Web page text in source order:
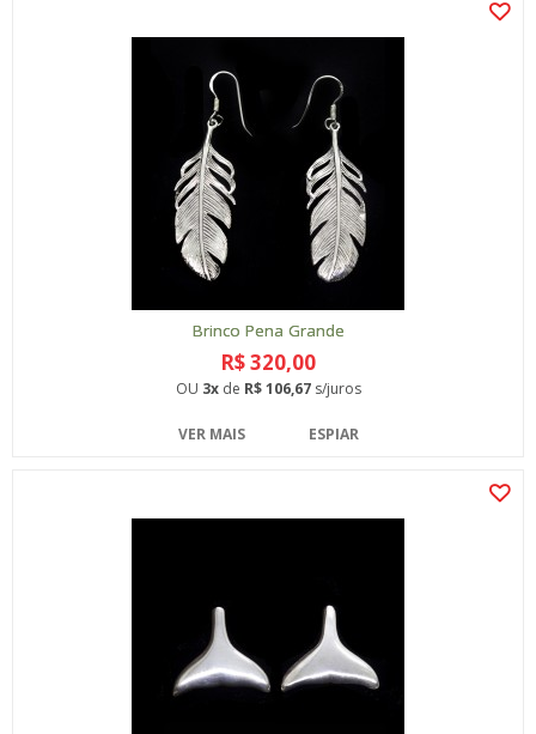
Brinco Pena Grande
R$ 320,00
OU 3xde R$ 106,67s/juros
VER MAIS ESPIAR